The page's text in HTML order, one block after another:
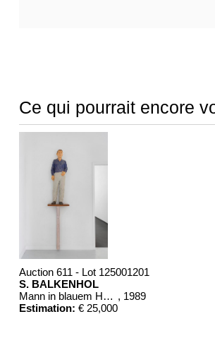
Ce qui pourrait encore
Auction 611 - Lot 125001201
S. BALKENHOL
Mann in blauem Hemd , 1989
Estimation: € 25,000